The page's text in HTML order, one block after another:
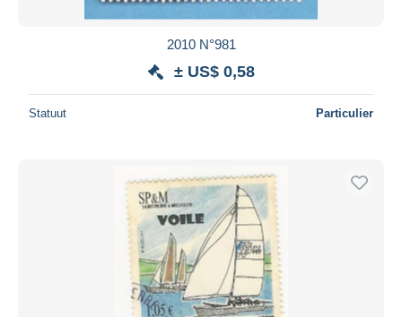
2010 N°981
± US$ 0,58
Statuut Particulier